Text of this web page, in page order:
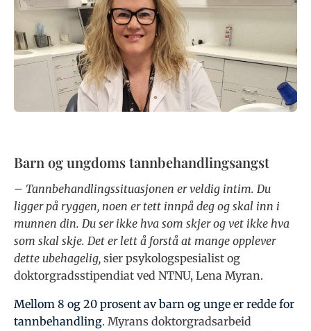
Barn og ungdoms tannbehandlingsangst
– Tannbehandlingssituasjonen er veldig intim. Du
ligger på ryggen, noen er tett innpå deg og skal inn i
munnen din. Du ser ikke hva som skjer og vet ikke hva
som skal skje. Det er lett å forstå at mange opplever
dette ubehagelig, sier psykologspesialist og
doktorgradsstipendiat ved NTNU, Lena Myran.
Mellom 8 og 20 prosent av barn og unge er redde for
tannbehandling. Myrans doktorgradsarbeid